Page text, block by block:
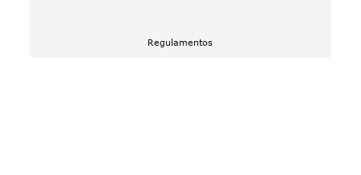
Regulamentos